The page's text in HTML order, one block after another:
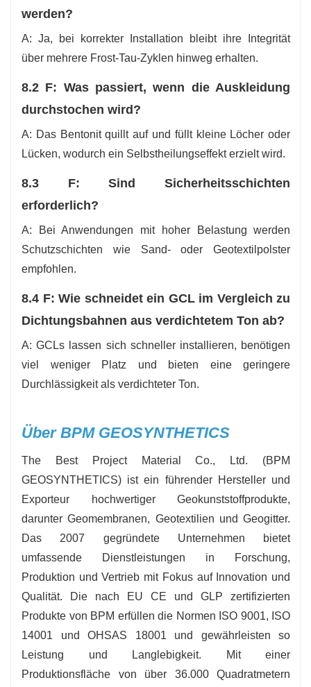
werden?
A: Ja, bei korrekter Installation bleibt ihre Integrität
über mehrere Frost-Tau-Zyklen hinweg erhalten.
8.2 F: Was passiert, wenn die Auskleidung
durchstochen wird?
A: Das Bentonit quillt auf und füllt kleine Löcher oder
Lücken, wodurch ein Selbstheilungseffekt erzielt wird.
8.3 F: Sind Sicherheitsschichten
erforderlich?
A: Bei Anwendungen mit hoher Belastung werden
Schutzschichten wie Sand- oder Geotextilpolster
empfohlen.
8.4 F: Wie schneidet ein GCL im Vergleich zu
Dichtungsbahnen aus verdichtetem Ton ab?
A: GCLs lassen sich schneller installieren, benötigen
viel weniger Platz und bieten eine geringere
Durchlässigkeit als verdichteter Ton.
Über BPM GEOSYNTHETICS
The Best Project Material Co., Ltd. (BPM
GEOSYNTHETICS) ist ein führender Hersteller und
Exporteur hochwertiger Geokunststoffprodukte,
darunter Geomembranen, Geotextilien und Geogitter.
Das 2007 gegründete Unternehmen bietet
umfassende Dienstleistungen in Forschung,
Produktion und Vertrieb mit Fokus auf Innovation und
Qualität. Die nach EU CE und GLP zertifizierten
Produkte von BPM erfüllen die Normen ISO 9001, ISO
14001 und OHSAS 18001 und gewährleisten so
Leistung und Langlebigkeit. Mit einer
Produktionsfläche von über 36.000 Quadratmetern